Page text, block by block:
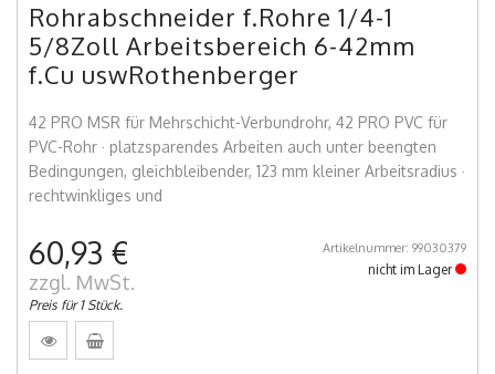
Rohrabschneider f.Rohre 1/4-1
5/8Zoll Arbeitsbereich 6-42mm
f.Cu uswRothenberger
42 PRO MSR für Mehrschicht-Verbundrohr, 42 PRO PVC für
PVC-Rohr · platzsparendes Arbeiten auch unter beengten
Bedingungen, gleichbleibender, 123 mm kleiner Arbeitsradius ·
rechtwinkliges und
60,93 €
zzgl. MwSt.
Preis für 1 Stück.
Artikelnummer: 99030379
nicht im Lager